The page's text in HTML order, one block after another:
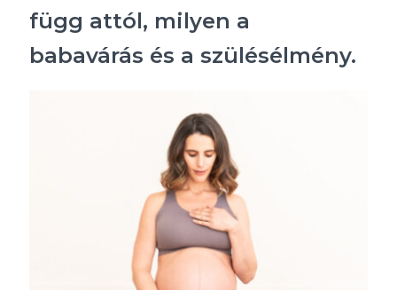
függ attól, milyen a
babavárás és a szülésélmény.